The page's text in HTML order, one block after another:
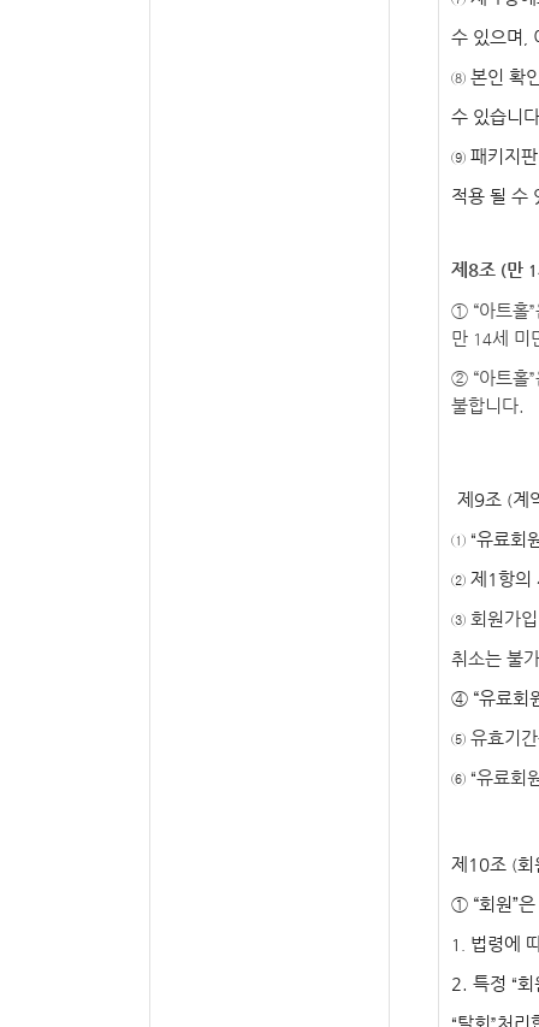
수 있으며
⑧ 본인 확
수 있습니다
⑨ 패키지
적용 될 수
제 8조 (만
① “아트홀”
만 14세 미
② “아트홀”
불합니다.
제 9조 (계
① “유료회
② 제 1항의
③ 회원가
취소는 불
④ “유료회
⑤ 유효기
⑥ “유료회
제 10조 (회
① “회원”은
1. 법령에
2. 특정 “회